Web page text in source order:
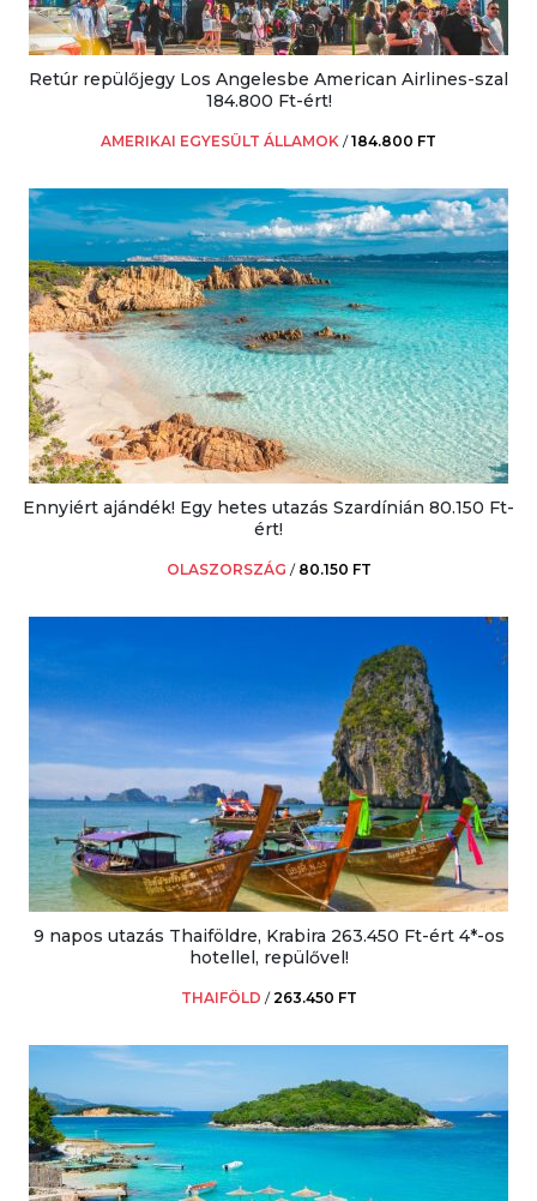
Retúr repülőjegy Los Angelesbe American Airlines-szal
184.800 Ft-ért!
AMERIKAI EGYESÜLT ÁLLAMOK /184.800 FT
Ennyiért ajándék! Egy hetes utazás Szardínián 80.150 Ft-
ért!
OLASZORSZÁG / 80.150 FT
9 napos utazás Thaiföldre, Krabira 263.450 Ft-ért 4*-os
hotellel, repülővel!
THAIFÖLD /263.450 FT